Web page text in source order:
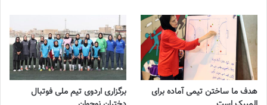
هدف ما ساختن تیمی آماده برای
برگزاری اردوی تیم ملی فوتبال